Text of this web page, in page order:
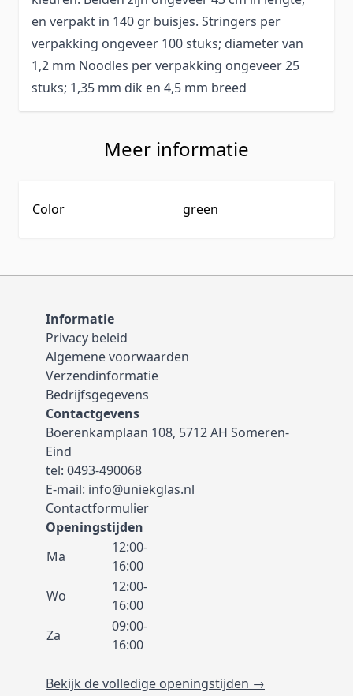
en verpakt in 140 gr buisjes. Stringers per
verpakking ongeveer 100 stuks; diameter van
1,2 mm Noodles per verpakking ongeveer 25
stuks; 1,35 mm dik en 4,5 mm breed
Meer informatie
Color green
Informatie
Privacy beleid
Algemene voorwaarden
Verzendinformatie
Bedrijfsgegevens
Contactgevens
Boerenkamplaan 108, 5712 AH Someren-
Eind
tel: 0493-490068
E-mail: info@uniekglas.nl
Contactformulier
Openingstijden
Ma
12:00-
16:00
Wo
12:00-
16:00
Za
09:00-
16:00
Bekijk de volledige openingstijden →